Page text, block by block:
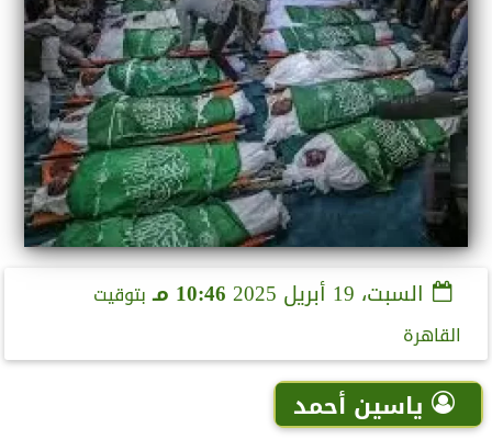
السبت، 19 أبريل 2025 10:46 مـ
بتوقيت
القاهرة
ياسين أحمد